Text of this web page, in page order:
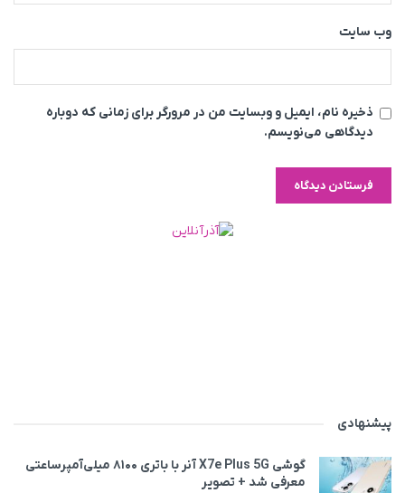
وب‌ سایت
ذخیره نام، ایمیل و وبسایت من در مرورگر برای زمانی که دوباره
دیدگاهی می‌نویسم.
پیشنهادی
گوشی X7e Plus 5G آنر با باتری ۸۱۰۰ میلی‌آمپرساعتی
معرفی شد + تصویر